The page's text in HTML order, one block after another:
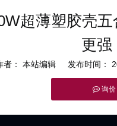
超薄塑胶壳
更强
者： 本站编辑 发布时间：
询价